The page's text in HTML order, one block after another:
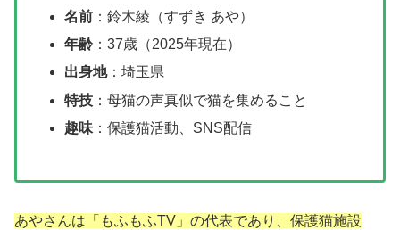
名前 ：鈴木綾（すずき あや）
年齢 ：37歳（2025年現在）
出身地：埼玉県
特技 ：母猫の声真似で猫を集めること
趣味 ：保護猫活動、SNS配信
あやさんは「もふもふTV」の代表であり、保護猫施設